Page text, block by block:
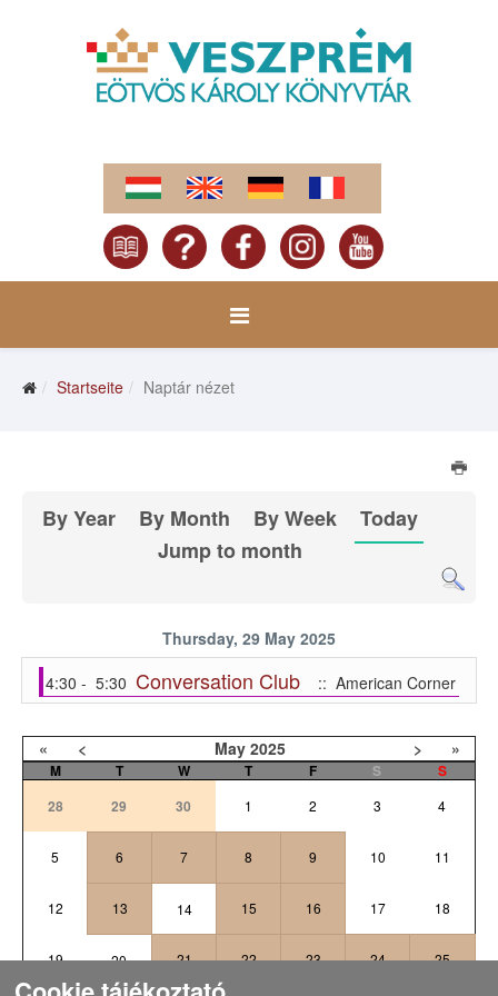
Startseite Naptár nézet
By Year By Month By Week
Today
Jump to month
Thursday, 29 May 2025
4:30 - 5:30 Conversation Club :: American Corner
« < May 2025 > »
M T W T F S
S
28
29 30 1 2 3 4
5 6 7 8 9 10 11
12 13 14 15 16 17 18
19 20 21 22 23 24 25